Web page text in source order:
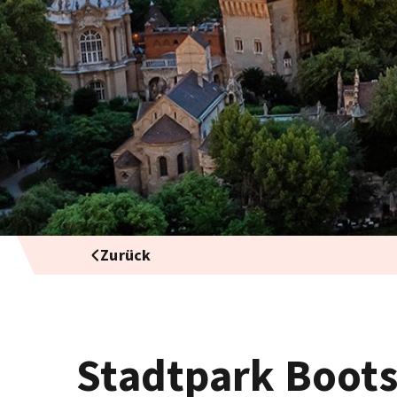
Zurück
Stadtpark